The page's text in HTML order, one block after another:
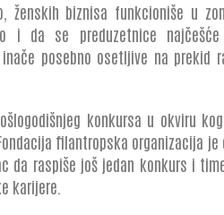
biznisa funkcioniše u
i da se preduzetnice najčešće
posebno osetljive na prekid
konkursa u okviru
filantropska organizacija je
da raspiše još jedan konkurs i
karijere.